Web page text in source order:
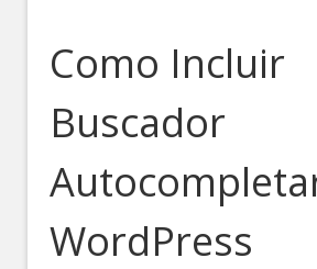
Como Incluir
Buscador
WordPress